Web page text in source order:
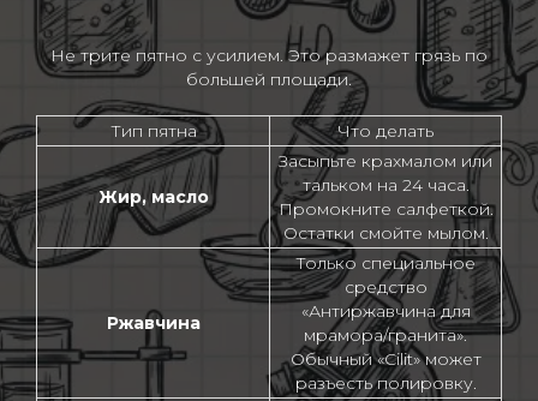
Не трите пятно с усилием. Это размажет грязь по
большей площади.
Тип пятна Что делать
Жир, масло
Засыпьте крахмалом или
тальком на 24 часа.
Промокните салфеткой.
Остатки смойте мылом.
Ржавчина
Только специальное
средство
«Антиржавчина для
мрамора/гранита».
Обычный «Cilit» может
разъесть полировку.